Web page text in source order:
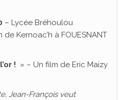
– Lycée Bréhoulou
Kernoac’h à FOUESNANT
! » – Un film de Eric Maizy
Jean-François veut